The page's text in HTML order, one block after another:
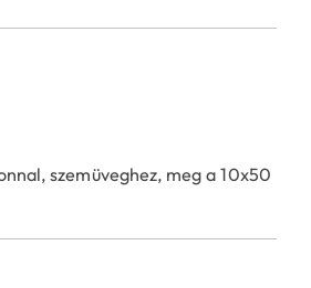
szemüveghez, meg a 10x50